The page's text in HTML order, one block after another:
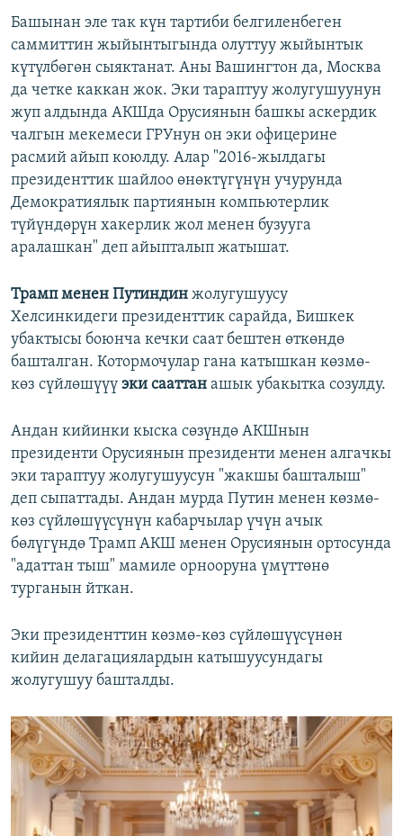
Башынан эле так күн тартиби белгиленбеген
саммиттин жыйынтыгында олуттуу жыйынтык
күтүлбөгөн сыяктанат. Аны Вашингтон да, Москва
да четке каккан жок. Эки тараптуу жолугушуунун
жуп алдында АКШда Орусиянын башкы аскердик
чалгын мекемеси ГРУнун он эки офицерине
расмий айып коюлду. Алар "2016-жылдагы
президенттик шайлоо өнөктүгүнүн учурунда
Демократиялык партиянын компьютерлик
түйүндөрүн хакерлик жол менен бузууга
аралашкан" деп айыпталып жатышат.
Трамп менен Путиндин жолугушуусу
Хелсинкидеги президенттик сарайда, Бишкек
убактысы боюнча кечки саат бештен өткөндө
башталган. Котормочулар гана катышкан көзмө-
көз сүйлөшүүү эки сааттан ашык убакытка созулду.
Андан кийинки кыска сөзүндө АКШнын
президенти Орусиянын президенти менен алгачкы
эки тараптуу жолугушуусун "жакшы башталыш"
деп сыпаттады. Андан мурда Путин менен көзмө-
көз сүйлөшүүсүнүн кабарчылар үчүн ачык
бөлүгүндө Трамп АКШ менен Орусиянын ортосунда
"адаттан тыш" мамиле орнооруна үмүттөнө
турганын йткан.
Эки президенттин көзмө-көз сүйлөшүүсүнөн
кийин делагациялардын катышуусундагы
жолугушуу башталды.